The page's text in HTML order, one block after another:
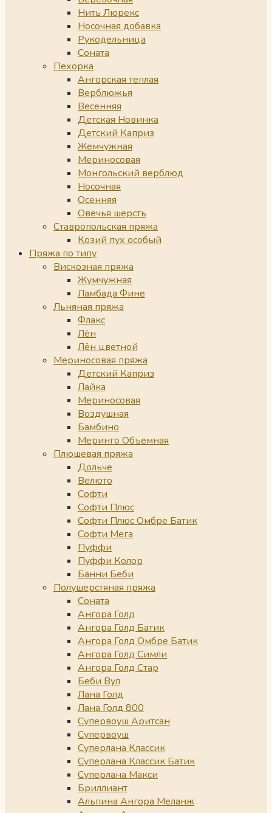
Нить Люрекс
Носочная добавка
Рукодельница
Соната
Пехорка
Ангорская теплая
Верблюжья
Весенняя
Детская Новинка
Детский Каприз
Жемчужная
Мериносовая
Монгольский верблюд
Носочная
Осенняя
Овечья шерсть
Ставропольская пряжа
Козий пух особый
Пряжа по типу
Вискозная пряжа
Жумчужная
Ламбада Фине
Льняная пряжа
Флакс
Лён
Лён цветной
Мериносовая пряжа
Детский Каприз
Лайка
Мериносовая
Воздушная
Бамбино
Меринго Объемная
Плюшевая пряжа
Дольче
Велюто
Софти
Софти Плюс
Софти Плюс Омбре Батик
Софти Мега
Пуффи
Пуффи Колор
Банни Беби
Полушерстяная пряжа
Соната
Ангора Голд
Ангора Голд Батик
Ангора Голд Омбре Батик
Ангора Голд Симли
Ангора Голд Стар
Беби Вул
Лана Голд
Лана Голд 800
Супервоуш Аритсан
Супервоуш
Суперлана Классик
Суперлана Классик Батик
Суперлана Макси
Бриллиант
Альпина Ангора Меланж